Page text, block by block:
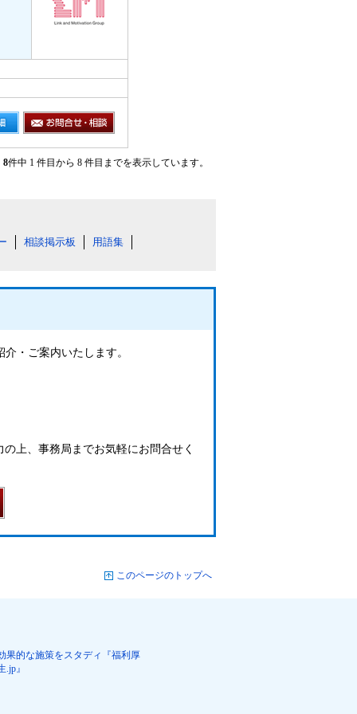
8件中 1 件目から 8 件目までを表示しています。
相談掲示板 用語集
・ご案内いたします。
上、事務局までお気軽にお問合せく
このページのトップへ
果的な施策をスタディ『福利厚
.jp』